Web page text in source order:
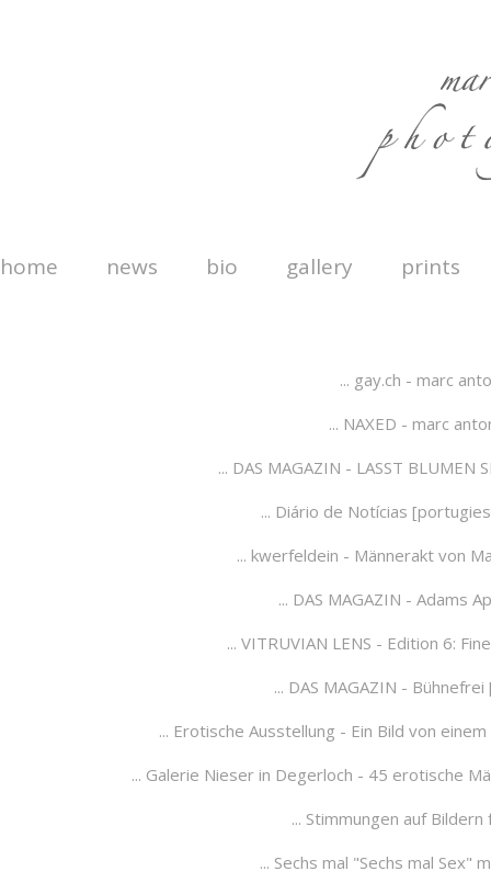
home news bio gallery prints
... gay.ch - marc
... NAXED - marc
... DAS MAGAZIN - LASST
... Diário de Notícias
... kwerfeldein - Männerakt von
... DAS MAGAZIN - Adams
... VITRUVIAN LENS - Edition 6:
... DAS MAGAZIN -
... Erotische Ausstellung - Ein Bild von
... Galerie Nieser in Degerloch - 45 erotische
... Stimmungen auf
... Sechs mal "Sechs mal